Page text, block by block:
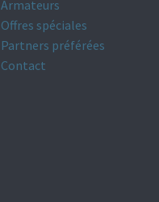
Armateurs
Offres spéciales
Partners préférées
Contact